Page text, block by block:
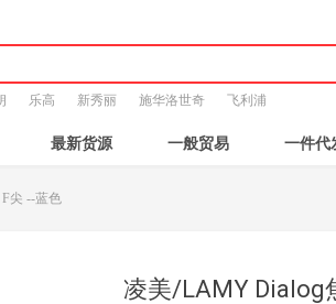
乐高 新秀丽 施华洛世奇 飞利浦
最新货源 一般贸易 一件代
尖 --蓝色
凌美/LAMY Dialog